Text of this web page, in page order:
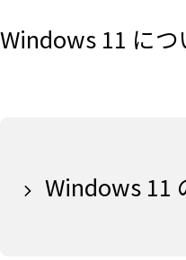
Windows 11 につ
Windows 11